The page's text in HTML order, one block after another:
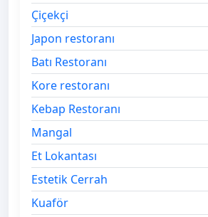
Çiçekçi
Japon restoranı
Batı Restoranı
Kore restoranı
Kebap Restoranı
Mangal
Et Lokantası
Estetik Cerrah
Kuaför